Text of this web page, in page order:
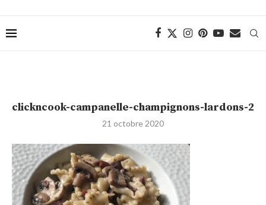
clickncook-campanelle-champignons-lardons-2
21 octobre 2020